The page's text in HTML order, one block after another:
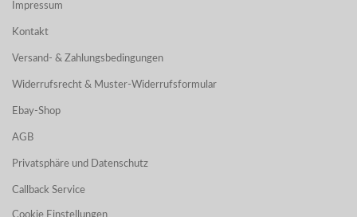
Impressum
Kontakt
Versand- & Zahlungsbedingungen
Widerrufsrecht & Muster-Widerrufsformular
Ebay-Shop
AGB
Privatsphäre und Datenschutz
Callback Service